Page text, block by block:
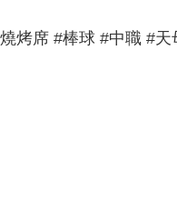
烤席 #棒球 #中職 #